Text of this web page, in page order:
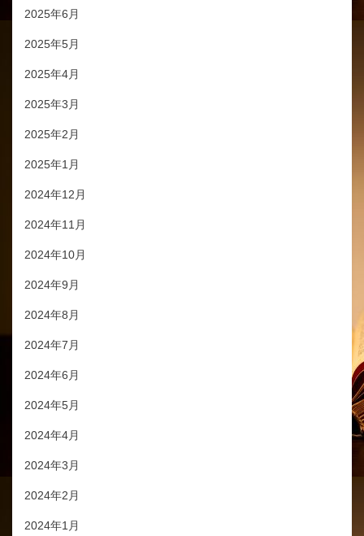
2025年6月
2025年5月
2025年4月
2025年3月
2025年2月
2025年1月
2024年12月
2024年11月
2024年10月
2024年9月
2024年8月
2024年7月
2024年6月
2024年5月
2024年4月
2024年3月
2024年2月
2024年1月